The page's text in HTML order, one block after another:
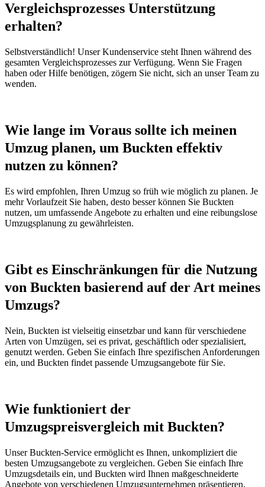
Vergleichsprozesses Unterstützung
erhalten?
Selbstverständlich! Unser Kundenservice steht Ihnen während des
gesamten Vergleichsprozesses zur Verfügung. Wenn Sie Fragen
haben oder Hilfe benötigen, zögern Sie nicht, sich an unser Team zu
wenden.
Wie lange im Voraus sollte ich meinen
Umzug planen, um Buckten effektiv
nutzen zu können?
Es wird empfohlen, Ihren Umzug so früh wie möglich zu planen. Je
mehr Vorlaufzeit Sie haben, desto besser können Sie Buckten
nutzen, um umfassende Angebote zu erhalten und eine reibungslose
Umzugsplanung zu gewährleisten.
Gibt es Einschränkungen für die Nutzung
von Buckten basierend auf der Art meines
Umzugs?
Nein, Buckten ist vielseitig einsetzbar und kann für verschiedene
Arten von Umzügen, sei es privat, geschäftlich oder spezialisiert,
genutzt werden. Geben Sie einfach Ihre spezifischen Anforderungen
ein, und Buckten findet passende Umzugsangebote für Sie.
Wie funktioniert der
Umzugspreisvergleich mit Buckten?
Unser Buckten-Service ermöglicht es Ihnen, unkompliziert die
besten Umzugsangebote zu vergleichen. Geben Sie einfach Ihre
Umzugsdetails ein, und Buckten wird Ihnen maßgeschneiderte
Angebote von verschiedenen Umzugsunternehmen präsentieren.